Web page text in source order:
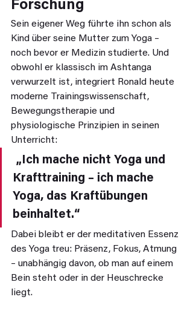
Forschung
Sein eigener Weg führte ihn schon als
Kind über seine Mutter zum Yoga –
noch bevor er Medizin studierte. Und
obwohl er klassisch im Ashtanga
verwurzelt ist, integriert Ronald heute
moderne Trainingswissenschaft,
Bewegungstherapie und
physiologische Prinzipien in seinen
Unterricht:
Krafttraining – ich mache
Yoga, das Kraftübungen
beinhaltet.“
Dabei bleibt er der meditativen Essenz
des Yoga treu: Präsenz, Fokus, Atmung
– unabhängig davon, ob man auf einem
Bein steht oder in der Heuschrecke
liegt.